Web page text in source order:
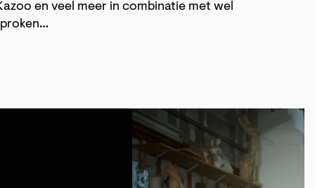
en veel meer in combinatie met wel